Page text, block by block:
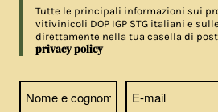
Tutte le principali informazioni sui
vitivinicoli DOP IGP STG italiani e
direttamente nella tua casella di
privacy policy